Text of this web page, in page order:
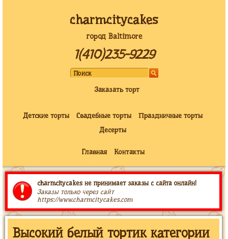
charmcitycakes
город Baltimore
1(410)235-9229
Заказать торт
Детские торты Свадебные торты
Праздничные торты
Десерты
Главная Контакты
charmcitycakes не принимает заказы с сайта онлайн!
Заказы только через сайт
https://www.charmcitycakes.com
Высокий белый тортик категории